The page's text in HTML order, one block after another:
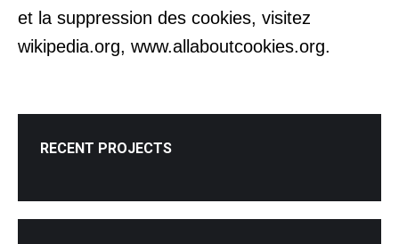
et la suppression des cookies, visitez
wikipedia.org, www.allaboutcookies.org.
RECENT PROJECTS